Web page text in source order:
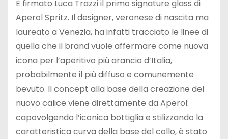
È firmato Luca Trazzi il primo signature glass di
Aperol Spritz. Il designer, veronese di nascita ma
laureato a Venezia, ha infatti tracciato le linee di
quella che il brand vuole affermare come nuova
icona per l’aperitivo più arancio d’Italia,
probabilmente il più diffuso e comunemente
bevuto. Il concept alla base della creazione del
nuovo calice viene direttamente da Aperol:
capovolgendo l’iconica bottiglia e stilizzando la
caratteristica curva della base del collo, è stato